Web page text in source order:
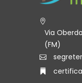
Via
(FM)